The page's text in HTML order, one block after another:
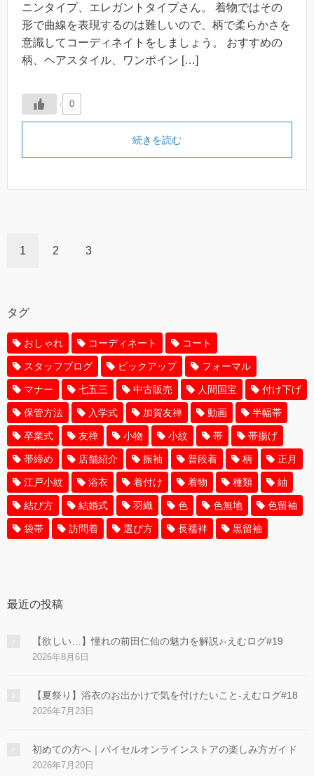
ニンタイプ、エレガントタイプさん。 着物ではその
形で曲線を表現するのは難しいので、柄で柔らかさを
意識してコーディネイトをしましょう。 おすすめの
柄、ヘアスタイル、ワンポイン […]
0
続きを読む
1 2 3
タグ
おしゃれ コーディネート コート
スタッフブログ ピックアップ フォーマル
マナー 七五三 中古販売 人間国宝 付け下げ
保管方法 入学式 加賀友禅 動画 半幅帯
卒業式 友禅 小物 小紋 帯 帯揚げ
帯締め 店舗紹介 振袖 普段着 柄 正月
江戸小紋 浴衣 着付け 着物 種類 紬
結び方 結婚式 羽織 色 色無地 色留袖
袋帯 訪問着 選び方 長襦袢 黒留袖
最近の投稿
【欲しい…】憧れの前田仁仙の魅力を解説♪-えむログ#19
2026年8月6日
【夏祭り】浴衣のお出かけで気を付けたいこと-えむログ#18
2026年7月23日
初めての方へ｜バイセルオンラインストアの楽しみ方ガイド
2026年7月20日